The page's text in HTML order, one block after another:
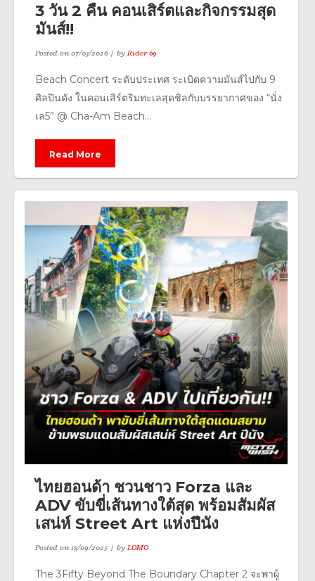
3 วัน 2 คืน คอนเสิร์ตและกิจกรรมสุด
มันส์!!
Posted on07/03/2026 byRider 69
Beach Concert ระดับประเทศ ระเบิดความมันส์ไปกับ 9
ศิลปินดัง ในคอนเสิร์ตริมทะเลสุดชิลกับบรรยากาศของ “นั่ง
เล5” @ Cha-Am Beach...
Read More
ไทยฮอนด้า ชวนชาว Forza และ
ADV ขับขี่เส้นทางใต้สุด พร้อมสัมผัส
เสน่ห์ Street Art แห่งปีนัง
Posted on18/09/2025 byLOMO
The 3Fifty Beyond The Boundary Chapter 2 จะพาผู้